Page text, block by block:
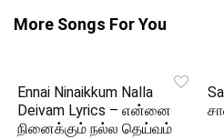
More Songs For You
Ennai Ninaikkum Nalla
Deivam Lyrics – என்னை
நினைக்கும் நல்ல தெய்வம்